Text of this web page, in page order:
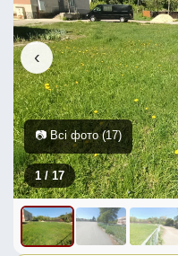
‹
1/ 17
📷 Всі фото (17)